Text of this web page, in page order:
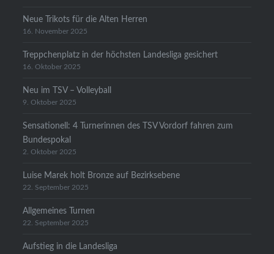
Neue Trikots für die Alten Herren
16. November 2025
Treppchenplatz in der höchsten Landesliga gesichert
16. Oktober 2025
Neu im TSV – Volleyball
9. Oktober 2025
Sensationell: 4 Turnerinnen des TSV Vordorf fahren zum
Bundespokal
2. Oktober 2025
Luise Marek holt Bronze auf Bezirksebene
22. September 2025
Allgemeines Turnen
22. September 2025
Aufstieg in die Landesliga